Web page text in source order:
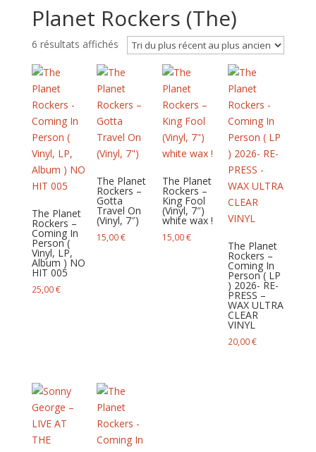
Planet Rockers (The)
6 résultats affichésTrié
plus
récent
au
plus
ancien
The Planet
Rockers –
Coming In
Person (
Vinyl, LP,
Album ) NO
HIT 005
25,00€
The Planet
Rockers –
Gotta
Travel On
(Vinyl, 7″)
15,00€
The Planet
Rockers –
King Fool
(Vinyl, 7″)
white wax !
15,00€
The Planet
Rockers –
Coming In
Person ( LP
) 2026- RE-
PRESS –
WAX ULTRA
CLEAR
VINYL
20,00€